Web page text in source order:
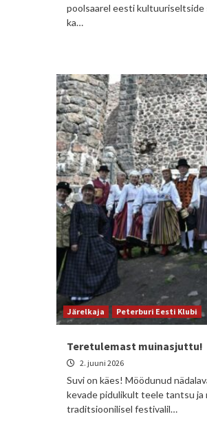
poolsaarel eesti kultuuriseltside
ka…
Järelkaja Peterburi Eesti Klubi
Teretulemast muinasjuttu!
2. juuni 2026
Suvi on käes! Möödunud
kevade pidulikult teele tantsu ja
traditsioonilisel festivalil…